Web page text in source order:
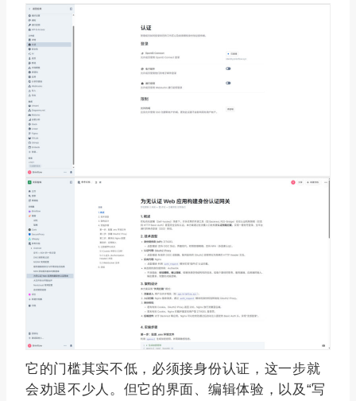
它的门槛其实不低，必须接身份认证，这一步就
会劝退不少人。但它的界面、编辑体验，以及“写